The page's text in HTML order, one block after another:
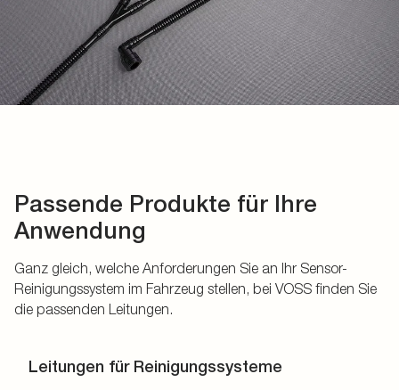
Passende Produkte für Ihre
Anwendung
Ganz gleich, welche Anforderungen Sie an Ihr Sensor-
Reinigungssystem im Fahrzeug stellen, bei VOSS finden Sie
die passenden Leitungen.
Leitungen für Reinigungssysteme